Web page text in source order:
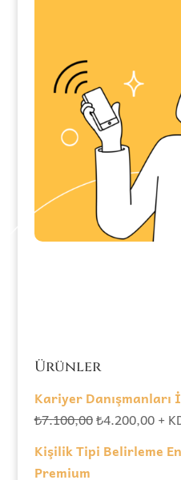
Ürünler
Kariyer Danışmanları
₺7.100,00Orijinal
₺7.100,00.
₺4.200,00Şu
+
Kişilik Tipi Belirleme
Premium